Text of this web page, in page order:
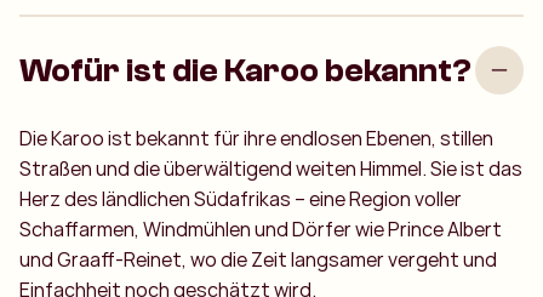
Wofür ist die Karoo bekannt?
Die Karoo ist bekannt für ihre endlosen Ebenen, stillen
Straßen und die überwältigend weiten Himmel. Sie ist das
Herz des ländlichen Südafrikas – eine Region voller
Schaffarmen, Windmühlen und Dörfer wie Prince Albert
und Graaff-Reinet, wo die Zeit langsamer vergeht und
Einfachheit noch geschätzt wird.